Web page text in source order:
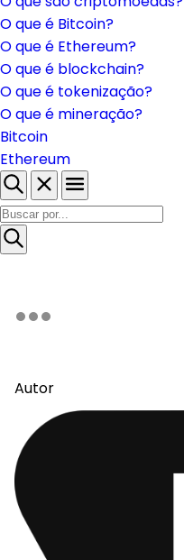
O que é Bitcoin?
O que é Ethereum?
O que é blockchain?
O que é tokenização?
O que é mineração?
Bitcoin
Ethereum
Autor